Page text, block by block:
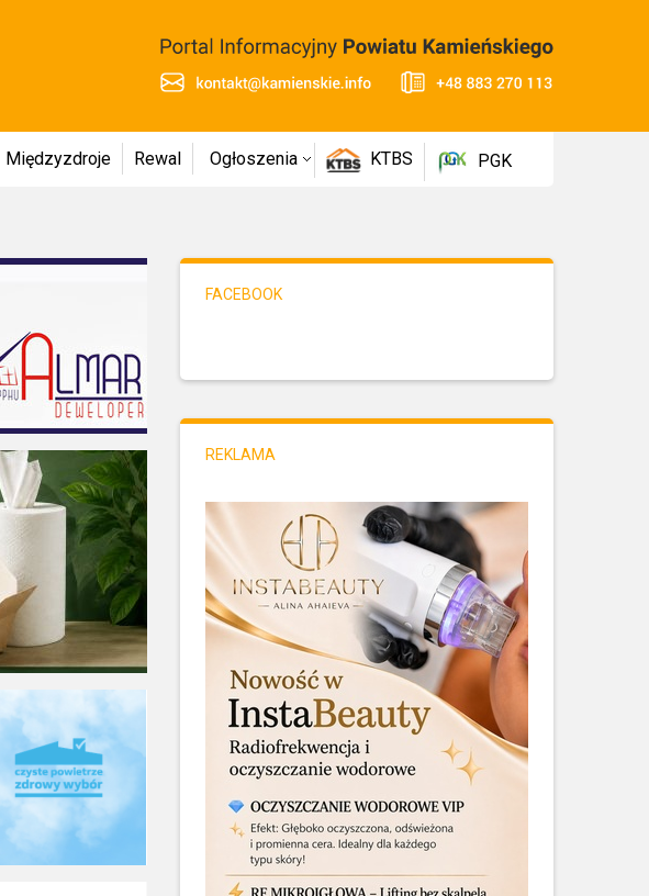
Międzyzdroje Rewal Ogłoszenia KTBS PGK
FACEBOOK
REKLAMA